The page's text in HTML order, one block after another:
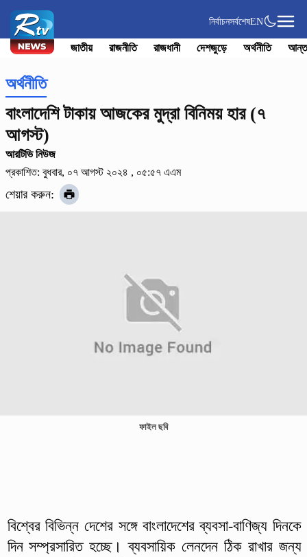
নির্বাচনসর্বশেষEN
জাতীয় রাজনীতি রাজধানী দেশজুড়ে অর্থনীতি
অর্থনীতি
বাংলাদেশি টাকায় আজকের মুদ্রা বিনিময় হার (৭
আগস্ট)
আরটিভি নিউজ
প্রকাশিত: বুধবার, ০৭ আগস্ট ২০২৪ , ০৫:৫৭ এএম
শেয়ার করুন:
ফাইল ছবি
বিশ্বের বিভিন্ন দেশের সঙ্গে বাংলাদেশের ব্যবসা-বাণিজ্য দিনকে
দিন সম্প্রসারিত হচ্ছে। ব্যবসায়িক লেনদেন ঠিক রাখার জন্য